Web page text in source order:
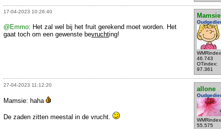
17-04-2023 10:26:40
Mamsie
46.743
OTindex:
97.361
@Emmo: Het zal wel bij het fruit gerekend moet worden. Het
gaat toch om een gewenste bevruchting!
27-04-2023 11:12:20
allone
55.575
Mamsie: haha
De zaden zitten meestal in de vrucht.